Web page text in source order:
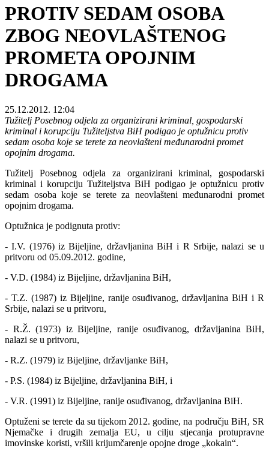
PROTIV SEDAM OSOBA
ZBOG NEOVLAŠTENOG
PROMETA OPOJNIM
DROGAMA
25.12.2012. 12:04
Tužitelj Posebnog odjela za organizirani kriminal, gospodarski
kriminal i korupciju Tužiteljstva BiH podigao je optužnicu protiv
sedam osoba koje se terete za neovlašteni međunarodni promet
opojnim drogama.
Tužitelj Posebnog odjela za organizirani kriminal, gospodarski
kriminal i korupciju Tužiteljstva BiH podigao je optužnicu protiv
sedam osoba koje se terete za neovlašteni međunarodni promet
opojnim drogama.
Optužnica je podignuta protiv:
- I.V. (1976) iz Bijeljine, državljanina BiH i R Srbije, nalazi se u
pritvoru od 05.09.2012. godine,
- V.D. (1984) iz Bijeljine, državljanina BiH,
- T.Z. (1987) iz Bijeljine, ranije osuđivanog, državljanina BiH i R
Srbije, nalazi se u pritvoru,
- R.Ž. (1973) iz Bijeljine, ranije osuđivanog, državljanina BiH,
nalazi se u pritvoru,
- R.Z. (1979) iz Bijeljine, državljanke BiH,
- P.S. (1984) iz Bijeljine, državljanina BiH, i
- V.R. (1991) iz Bijeljine, ranije osuđivanog, državljanina BiH.
Optuženi se terete da su tijekom 2012. godine, na području BiH, SR
Njemačke i drugih zemalja EU, u cilju stjecanja protupravne
imovinske koristi, vršili krijumčarenje opojne droge „kokain“.